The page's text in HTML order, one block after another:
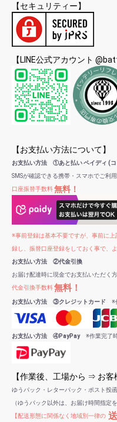
【セキュリティー】
【LINE公式アカウント
【お支払い方法について】
お支払い方法 ①あと払い ペイディ (コ
SMSが確認できる携帯・スマホでご利
口座振替手数料無料！
※事前登録は基本不要ですが、事前に
録し、振替口座登録をしておく事で、
お支払い方法 ②代金引換
お届け配達時に現金でお支払いただく方
代金引換手数料無料！
お支払い方法 ③クレジットカード ※
お支払い方法 ④PayPay※作業完了
【作業後、工場から ⇒ お客
ゆうパック・レターパック・ポスト投
（ゆうパック以外は、お届け時間指定
【配送形態に関係なく地域別一律の